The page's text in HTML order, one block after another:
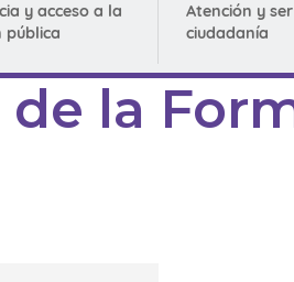
y acceso a la
pública
Atención y
ciudadanía
de la